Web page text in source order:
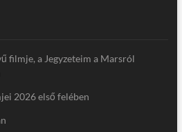
filmje, a Jegyzeteim a Marsról
2026 első felében